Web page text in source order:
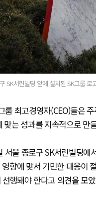
SK서린빌딩 앞에 설치된 SK그룹 로
룹 최고경영자(CEO)들은
맞는 성과를 지속적으로 만
서울 종로구 SK서린빌딩
향에 맞서 기민한 대응이
행돼야 한다고 의견을 모